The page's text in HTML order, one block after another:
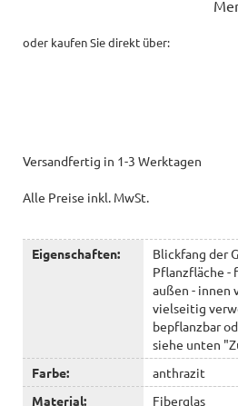
oder kaufen Sie direkt über:
Versandfertig in 1-3 Werktagen
Alle Preise inkl. MwSt.
Eigenschaften:
Blickfang der
Pflanzfläche -
außen - innen
vielseitig
bepflanzbar
siehe unten
Farbe:
anthrazit
Material:
Fiberglas